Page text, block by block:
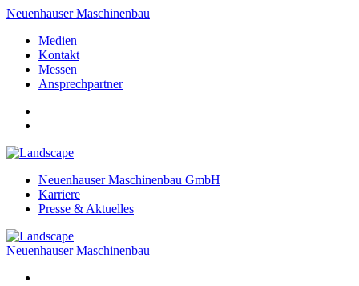
Neuenhauser Maschinenbau
Medien
Kontakt
Messen
Ansprechpartner
Neuenhauser Maschinenbau GmbH
Karriere
Presse & Aktuelles
Neuenhauser Maschinenbau